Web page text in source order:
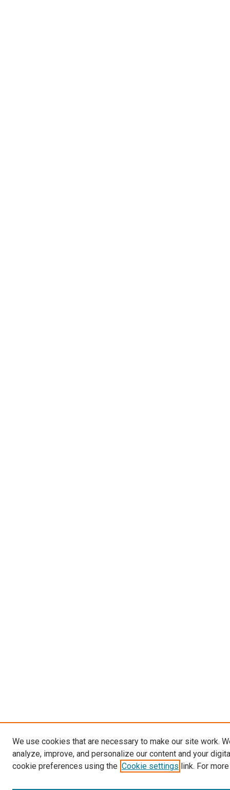
We use cookies that are necessary to make our site work.
analyze, improve, and personalize our content and your
cookie preferences using the Cookie settings link. For